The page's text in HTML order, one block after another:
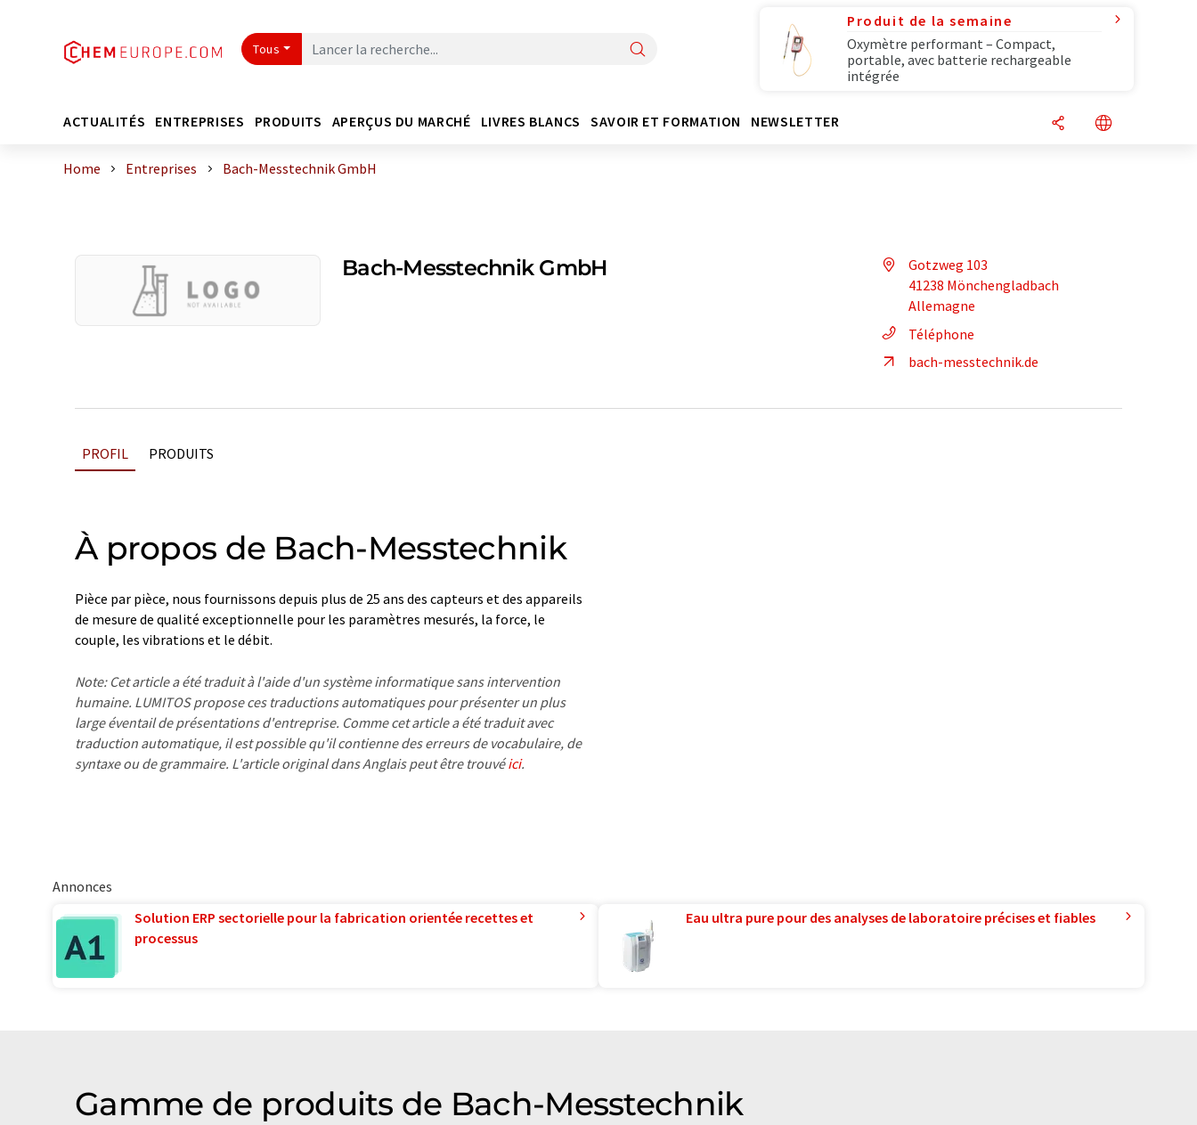
Tous
Produit de la semaine
Oxymètre performant – Compact,
portable, avec batterie rechargeable
intégrée
ACTUALITÉS ENTREPRISES PRODUITS APERÇUS DU MARCHÉ LIVRES BLANCS SAVOIR ET FORMATION NEWSLETTER
Home Entreprises Bach-Messtechnik GmbH
Bach-Messtechnik GmbH
Gotzweg 103
41238 Mönchengladbach
Allemagne
Téléphone
bach-messtechnik.de
PROFIL PRODUITS
À propos de Bach-Messtechnik
Pièce par pièce, nous fournissons depuis plus de 25 ans des capteurs et des appareils
de mesure de qualité exceptionnelle pour les paramètres mesurés, la force, le
couple, les vibrations et le débit.
Note: Cet article a été traduit à l'aide d'un système informatique sans intervention
humaine. LUMITOS propose ces traductions automatiques pour présenter un plus
large éventail de présentations d'entreprise. Comme cet article a été traduit avec
traduction automatique, il est possible qu'il contienne des erreurs de vocabulaire, de
syntaxe ou de grammaire. L'article original dans Anglais peut être trouvéici.
Annonces
Solution ERP sectorielle pour la fabrication orientée recettes et
processus
Eau ultra pure pour des analyses de laboratoire précises et fiables
Gamme de produits de Bach-Messtechnik